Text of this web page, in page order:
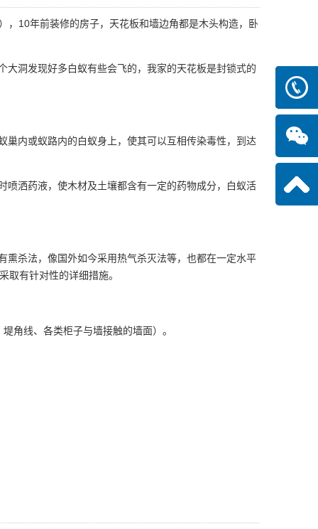
，10年前装修的房子，天花板和墙边角都是木头构造，卧
洞发现好多白蚁有些会飞的，我家的天花板是封锁式的
内或蚁路内的白蚁身上，使其可以互相传染毒性，到达
洒药液，使木材及土壤都含有一定的药物成分，白蚁活
杀法，像国外如今采用热气杀灭法等，也都在一定水平
取有针对性的详细措施。
角线、各类柜子与墙接触的墙面）。